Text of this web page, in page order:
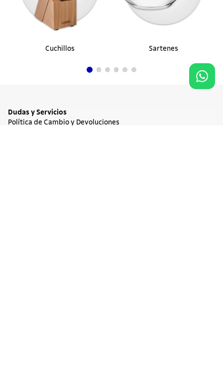
Cuchillos Sartenes
Dudas y Servicios
Política de Cambio y Devoluciones